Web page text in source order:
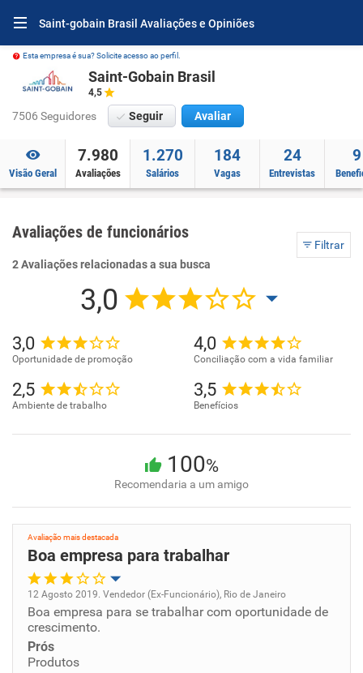
Saint-gobain Brasil Avaliações e Opiniões
Esta empresa é sua? Solicite acesso ao perfil.
Saint-Gobain Brasil
4,5
7506 Seguidores Seguir Avaliar
Visão Geral
7.980
Avaliações
1.270
Salários
184
Vagas
24
Entrevistas
9
Avaliações de funcionários
Filtrar
2 Avaliações relacionadas a sua busca
3,0
3,0
Oportunidade de promoção
4,0
Conciliação com a vida familiar
2,5
Ambiente de trabalho
3,5
Benefícios
100%
Recomendaria a um amigo
Avaliação mais destacada
Boa empresa para trabalhar
Oportunidade de promoção
Ambiente de trabalho
12 Agosto 2019. Vendedor (Ex-Funcionário), Rio de Janeiro
Boa empresa para se trabalhar com oportunidade de
crescimento.
Prós
Produtos